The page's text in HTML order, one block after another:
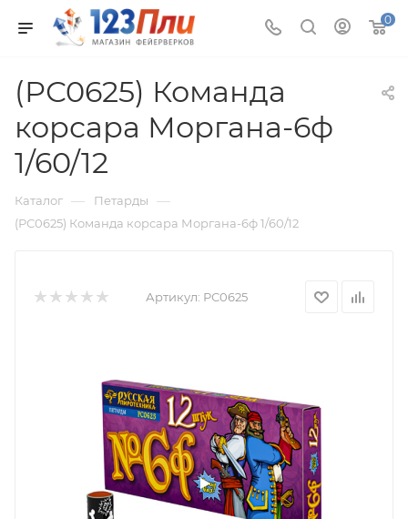
0
(РС0625) Команда
корсара Моргана-6ф
1/60/12
Каталог — Петарды —
(РС0625) Команда корсара Моргана-6ф 1/60/12
Артикул: РС0625